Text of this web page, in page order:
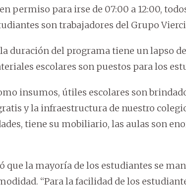
permiso para irse de 07:00 a 12:00,
son trabajadores del Grupo
duración del programa tiene un lapso
escolares son puestos para los
insumos, útiles escolares son
y la infraestructura de nuestro
tiene su mobiliario, las aulas son
que la mayoría de los estudiantes se
“Para la facilidad de los